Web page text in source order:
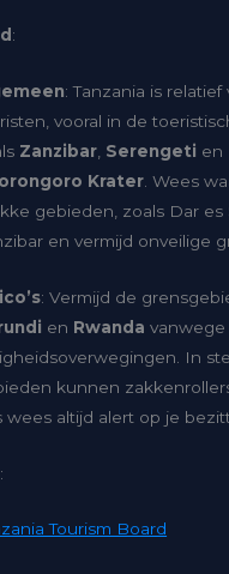
:
: Tanzania is relatief
vooral in de
Zanzibar Serengeti en
Krater . Wees
gebieden, zoals Dar es
en vermijd onveilige
: Vermijd de
en Rwanda vanwege
In
kunnen
wees altijd alert op je
:
Tourism Board